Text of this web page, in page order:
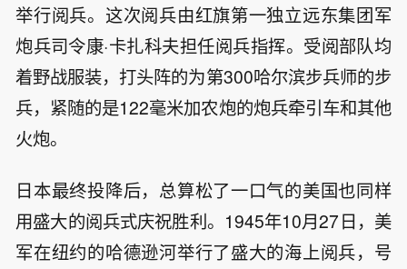
举行阅兵。这次阅兵由红旗第一独立远东集团军
炮兵司令康·卡扎科夫担任阅兵指挥。受阅部队均
着野战服装，打头阵的为第300哈尔滨步兵师的步
兵，紧随的是122毫米加农炮的炮兵牵引车和其他
火炮。
日本最终投降后，总算松了一口气的美国也同样
用盛大的阅兵式庆祝胜利。1945年10月27日，美
军在纽约的哈德逊河举行了盛大的海上阅兵，号